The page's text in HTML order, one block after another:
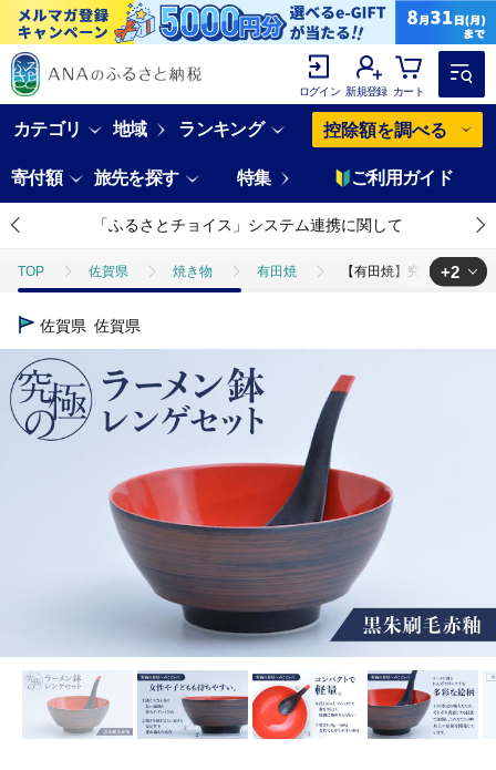
ログイン 新規登録 カート
カテゴリ 地域 ランキング 控除額を調べる
寄付額 旅先を探す 特集 ご利用ガイド
「ふるさとチョイス」システム連携に関して
TOP 佐賀県 焼き物 有田焼 【有田焼】究極のラー
TOP
TOP
+2
佐賀県 佐賀県